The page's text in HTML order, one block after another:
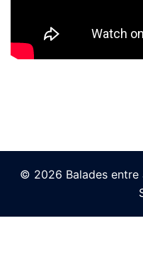
© 2026 Balades entre